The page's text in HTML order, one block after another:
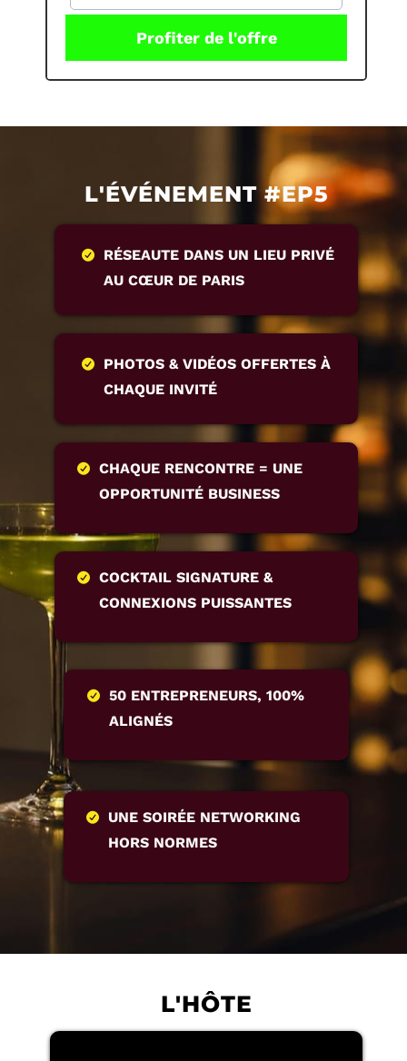
Profiter de l'offre
L'ÉVÉNEMENT #EP5
RÉSEAUTE DANS UN LIEU PRIVÉ
AU CŒUR DE PARIS
PHOTOS & VIDÉOS OFFERTES À
CHAQUE INVITÉ
CHAQUE RENCONTRE = UNE
OPPORTUNITÉ BUSINESS
COCKTAIL SIGNATURE &
CONNEXIONS PUISSANTES
50 ENTREPRENEURS, 100%
ALIGNÉS
UNE SOIRÉE NETWORKING
HORS NORMES
L'HÔTE